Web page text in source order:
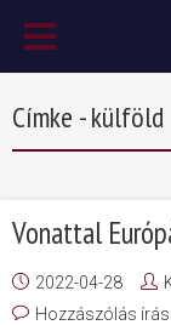
Címke - külföld
Vonattal
2022-04-28
Hozzászólás